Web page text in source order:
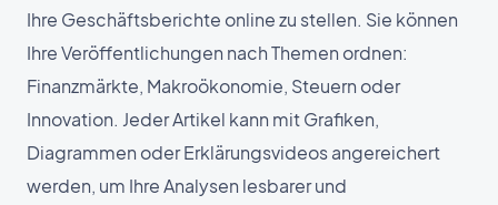
Ihre Geschäftsberichte online zu stellen. Sie können
Ihre Veröffentlichungen nach Themen ordnen:
Finanzmärkte, Makroökonomie, Steuern oder
Innovation. Jeder Artikel kann mit Grafiken,
Diagrammen oder Erklärungsvideos angereichert
werden, um Ihre Analysen lesbarer und